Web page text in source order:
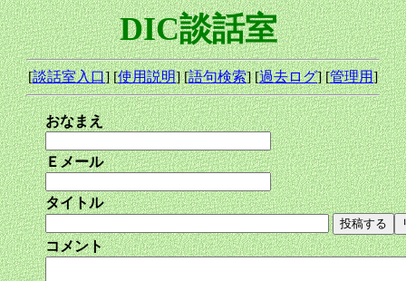
DIC談話室
[談話室入口] [使用説明] [語句検索] [過去ログ] [管理用]
おなまえ
Ｅメール
タイトル
コメント